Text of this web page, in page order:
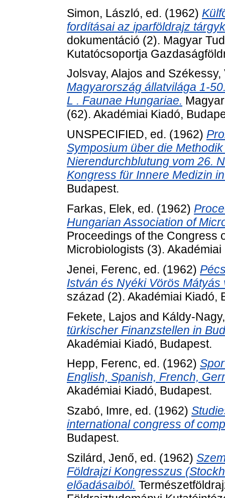
Simon, László, ed. (1962)
fordításai az iparföldrajz
dokumentáció (2). Magyar
Kutatócsoportja
Jolsvay, Alajos and Székessy,
Magyarország állatvilága 1-
L . Faunae Hungariae.
(62). Akadémiai Kiadó,
UNSPECIFIED, ed. (1962)
Symposium über die
Nierendurchblutung vom 26.
Kongress für Innere Medizin
Budapest.
Farkas, Elek, ed. (1962)
Hungarian Association of
Proceedings of the Congress
Microbiologists (3).
Jenei, Ferenc, ed. (1962)
István és Nyéki Vörös Mátyás
század (2). Akadémiai Kiadó,
Fekete, Lajos and Káldy-
türkischer Finanzstellen in
Akadémiai Kiadó, Budapest.
Hepp, Ferenc, ed. (1962)
English, Spanish, French,
Akadémiai Kiadó, Budapest.
Szabó, Imre, ed. (1962)
international congress of
Budapest.
Szilárd, Jenő, ed. (1962)
Földrajzi Kongresszus
előadásaiból.